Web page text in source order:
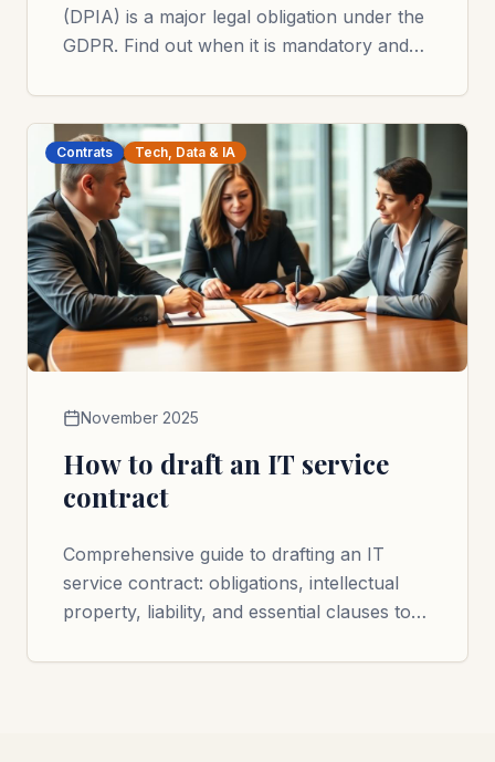
(DPIA) is a major legal obligation under the
GDPR. Find out when it is mandatory and
Contrats Tech, Data & IA
November 2025
How to draft an IT service
contract
Comprehensive guide to drafting an IT
service contract: obligations, intellectual
property, liability, and essential clauses to